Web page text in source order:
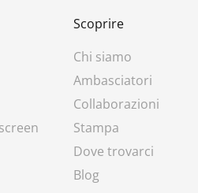
Scoprire
Chi siamo
Ambasciatori
Collaborazioni
Stampa
Dove trovarci
Blog